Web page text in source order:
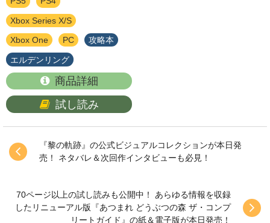
Xbox Series X/S
Xbox One PC 攻略本
エルデンリング
商品詳細
試し読み
『黎の軌跡』の公式ビジュアルコレクションが本日発
売！ ネタバレ＆次回作インタビューも必見！
70ページ以上の試し読みも公開中！ あらゆる情報を収録
したリニューアル版『あつまれ どうぶつの森 ザ・コンプ
リートガイド』の紙＆電子版が本日発売！